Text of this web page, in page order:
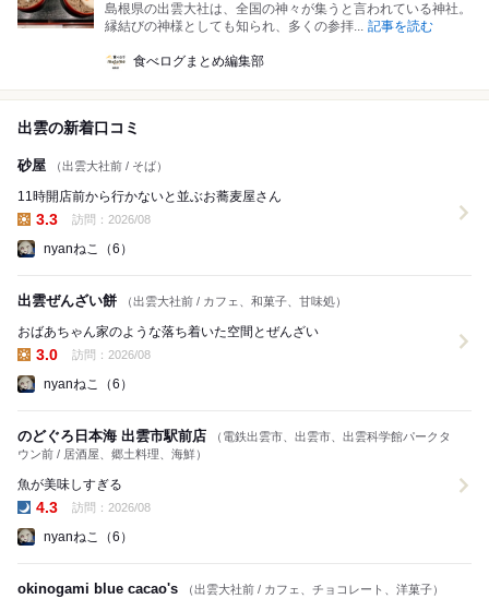
島根県の出雲大社は、全国の神々が集うと言われている神社。
縁結びの神様としても知られ、多くの参拝... 記事を読む
食べログまとめ編集部
出雲の新着口コミ
砂屋 （出雲大社前 / そば）
11時開店前から行かないと並ぶお蕎麦屋さん
3.3 訪問：2026/08
nyanねこ（6）
出雲ぜんざい餅 （出雲大社前 / カフェ、和菓子、甘味処）
おばあちゃん家のような落ち着いた空間とぜんざい
3.0 訪問：2026/08
nyanねこ（6）
のどぐろ日本海 出雲市駅前店
（電鉄出雲市、出雲市、出雲科学館パークタ
ウン前 / 居酒屋、郷土料理、海鮮）
魚が美味しすぎる
4.3 訪問：2026/08
nyanねこ（6）
okinogami blue cacao's （出雲大社前 / カフェ、チョコレート、洋菓子）